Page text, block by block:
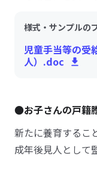
様式・サンプルの
児童手当等の受
人）.doc
●お子さんの戸籍
新たに養育するこ
成年後見人として